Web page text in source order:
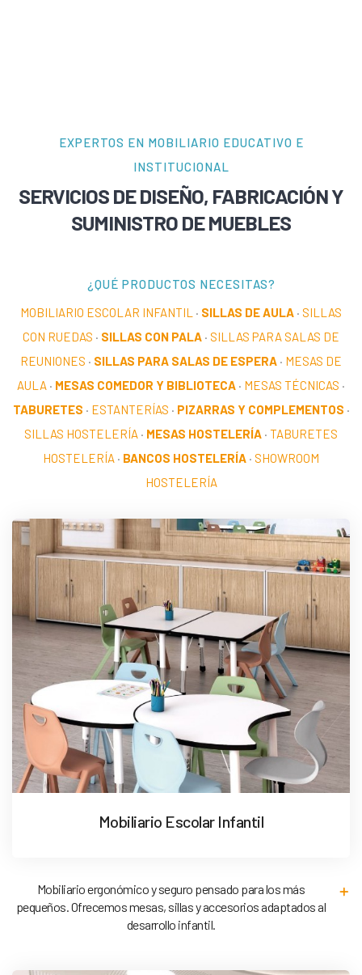
EXPERTOS EN MOBILIARIO EDUCATIVO E
INSTITUCIONAL
SERVICIOS DE DISEÑO, FABRICACIÓN Y
SUMINISTRO DE MUEBLES
¿QUÉ PRODUCTOS NECESITAS?
MOBILIARIO ESCOLAR INFANTIL · SILLAS DE AULA · SILLAS
CON RUEDAS · SILLAS CON PALA · SILLAS PARA SALAS DE
REUNIONES · SILLAS PARA SALAS DE ESPERA · MESAS DE
AULA · MESAS COMEDOR Y BIBLIOTECA · MESAS TÉCNICAS ·
TABURETES · ESTANTERÍAS · PIZARRAS Y COMPLEMENTOS ·
SILLAS HOSTELERÍA · MESAS HOSTELERÍA · TABURETES
HOSTELERÍA · BANCOS HOSTELERÍA · SHOWROOM
HOSTELERÍA
Mobiliario Escolar Infantil
Mobiliario ergonómico y seguro pensado para los más
pequeños. Ofrecemos mesas, sillas y accesorios adaptados al
desarrollo infantil.